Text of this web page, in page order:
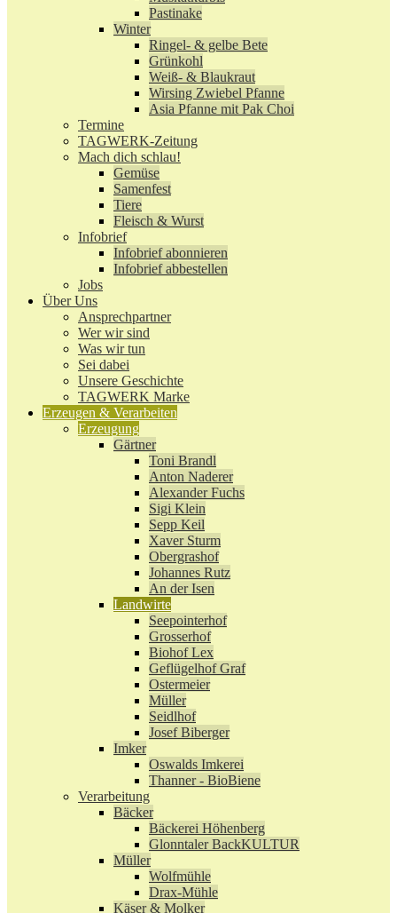
Pastinake
Winter
Ringel- & gelbe Bete
Grünkohl
Weiß- & Blaukraut
Wirsing Zwiebel Pfanne
Asia Pfanne mit Pak Choi
Termine
TAGWERK-Zeitung
Mach dich schlau!
Gemüse
Samenfest
Tiere
Fleisch & Wurst
Infobrief
Infobrief abonnieren
Infobrief abbestellen
Jobs
Über Uns
Ansprechpartner
Wer wir sind
Was wir tun
Sei dabei
Unsere Geschichte
TAGWERK Marke
Erzeugen & Verarbeiten
Erzeugung
Gärtner
Toni Brandl
Anton Naderer
Alexander Fuchs
Sigi Klein
Sepp Keil
Xaver Sturm
Obergrashof
Johannes Rutz
An der Isen
Landwirte
Seepointerhof
Grosserhof
Biohof Lex
Geflügelhof Graf
Ostermeier
Müller
Seidlhof
Josef Biberger
Imker
Oswalds Imkerei
Thanner - BioBiene
Verarbeitung
Bäcker
Bäckerei Höhenberg
Glonntaler BackKULTUR
Müller
Wolfmühle
Drax-Mühle
Käser & Molker